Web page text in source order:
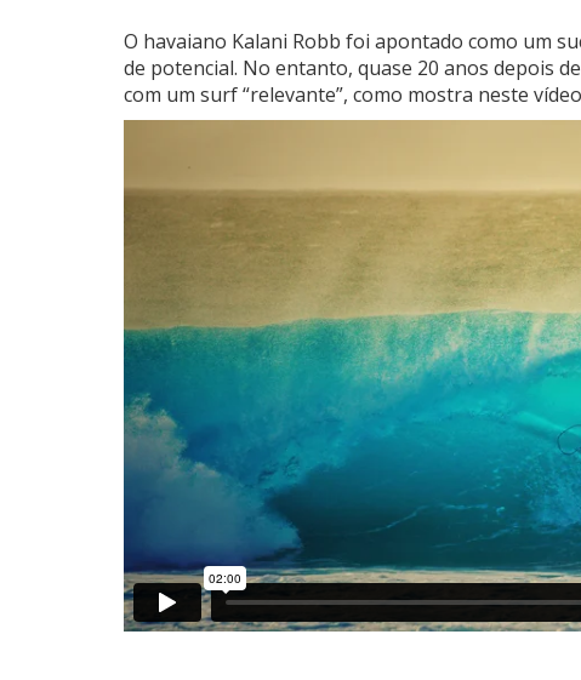
O havaiano Kalani Robb foi apontado como um
de potencial. No entanto, quase 20 anos depois
com um surf “relevante”, como mostra neste